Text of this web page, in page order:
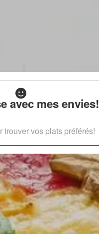
avec mes envies!
trouver vos plats préférés!